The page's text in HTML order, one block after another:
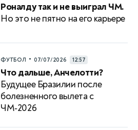
Роналду так и не выиграл ЧМ.
Но это не пятно на его карьере
ФУТБОЛ • 07/07/2026 12:57
Что дальше, Анчелотти?
Будущее Бразилии после
болезненного вылета с
ЧМ‑2026